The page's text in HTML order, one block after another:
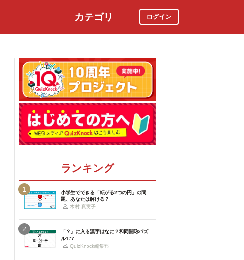
カテゴリ ログイン
ランキング
1
小学生でできる「転がる2つの円」の問
題、あなたは解ける？
木村 真実子
2
「？」に入る漢字はなに？和同開珎パズ
ル177
QuizKnock編集部